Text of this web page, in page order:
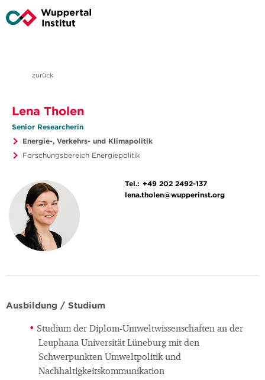
zurück
Lena Tholen
Senior Researcherin
Energie-, Verkehrs- und Klimapolitik
Forschungsbereich Energiepolitik
Tel.: +49 202 2492-137
lena.tholen@wupperinst.org
Ausbildung / Studium
Studium der Diplom-Umweltwissenschaften an der
Leuphana Universität Lüneburg mit den
Schwerpunkten Umweltpolitik und
Nachhaltigkeitskommunikation